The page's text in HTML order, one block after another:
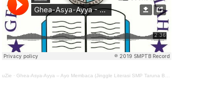
uZie · Ghea-Asya-Ayya – Ayo Membaca (Jinggle Literasi SMP Taruna Bakti)